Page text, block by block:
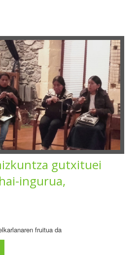
gutxituei
ingurua,
fruitua da